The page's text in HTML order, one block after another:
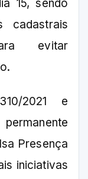
15, sendo
cadastrais
evitar
2021 e
Presença
iniciativas